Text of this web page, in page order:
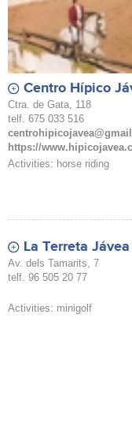
Centro Hípico
Ctra. de Gata, 118
telf. 675 033 516
https://
Activities: horse riding
La Terreta
Av. dels Tamarits, 7
telf. 96 505 20 77
Activities: minigolf